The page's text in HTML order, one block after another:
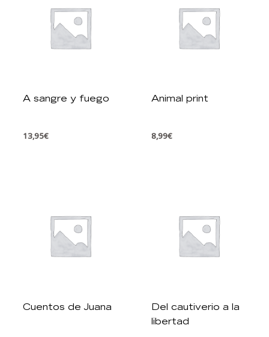
A sangre y fuego
13,95€
Animal print
8,99€
Cuentos de Juana
Del cautiverio a la
libertad